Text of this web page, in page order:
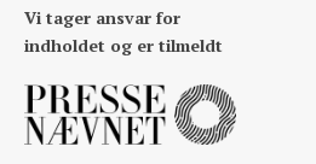
Vi tager ansvar for
indholdet og er tilmeldt